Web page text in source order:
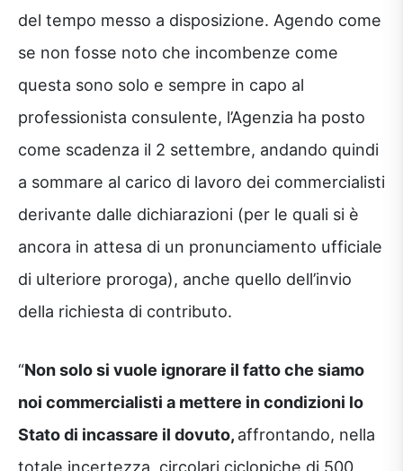
del tempo messo a disposizione. Agendo come
se non fosse noto che incombenze come
questa sono solo e sempre in capo al
professionista consulente, l’Agenzia ha posto
come scadenza il 2 settembre, andando quindi
a sommare al carico di lavoro dei commercialisti
derivante dalle dichiarazioni (per le quali si è
ancora in attesa di un pronunciamento ufficiale
di ulteriore proroga), anche quello dell’invio
della richiesta di contributo.
“Non solo si vuole ignorare il fatto che siamo
noi commercialisti a mettere in condizioni lo
Stato di incassare il dovuto, affrontando, nella
totale incertezza, circolari ciclopiche di 500